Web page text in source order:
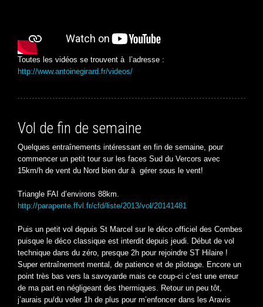
Toutes les vidéos se trouvent à l’adresse :
http://www.antoinegirard.fr/videos/
Vol de fin de semaine
Quelques entraînements intéressant en fin de semaine, pour
commencer un petit tour sur les faces Sud du Vercors avec
15km/h de vent du Nord bien dur à gérer sous le vent!
Triangle FAI d’environs 88km.
http://parapente.ffvl.fr/cfd/liste/2013/vol/20141481
Puis un petit vol depuis St Marcel sur le déco officiel des Combes
puisque le déco classique est interdit depuis jeudi. Début de vol
technique dans du zéro, presque 2h pour rejoindre ST Hilaire !
Super entraînement mental, de patience et de pilotage. Encore un
point très bas vers la savoyarde mais ce coup-ci c’est une erreur
de ma part en négligeant des thermiques. Retour un peu tôt,
j’aurais pu/du voler 1h de plus pour m’enfoncer dans les Aravis